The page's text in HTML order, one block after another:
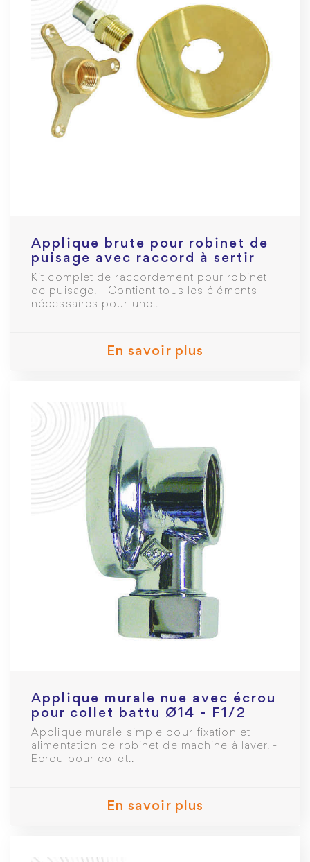
Applique brute pour robinet de
puisage avec raccord à sertir
MC Ø16mm F 1/2
Kit complet de raccordement pour robinet
de puisage. - Contient tous les éléments
nécessaires pour une..
En savoir plus
Applique murale nue avec écrou
pour collet battu Ø14 - F1/2
Applique murale simple pour fixation et
alimentation de robinet de machine à laver. -
Ecrou pour collet..
En savoir plus